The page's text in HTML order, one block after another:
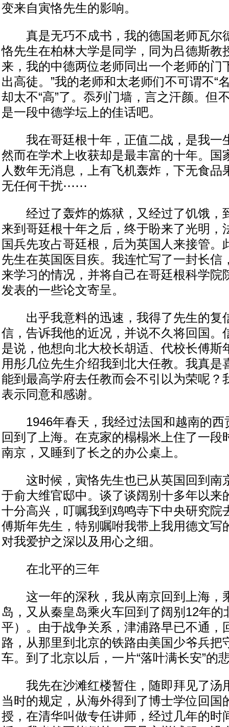
变来自寅恪先生的影响。
真是无巧不成书，我的德国老师瓦尔
恪先生在柏林大学是同学，同为吕德斯教
来，我的中德两位老师同出一个老师的门
出高徒。”我的老师和太老师们不可谓不“
却太不“高”了。忝列门墙，言之汗颜。但
是一段中德学坛上的佳话吧。
我在哥廷根十年，正值二战，是我一
然而在学术上收获却是最丰富的十年。国
人数年无消息，上有飞机轰炸，下无食品
无任何干扰⋯⋯
经过了轰炸的炼狱，又经过了饥饿，
来到哥廷根十年之后，终于盼来了光明，
国兵先攻占哥廷根，后为英国人来接管。
先生在英国医目疾。我连忙写了一封长信
来学习的情况，并将自己在哥廷根科学院
发表的一些论文寄呈。
出乎我意料的迅速，我得了先生的复
信，告诉我他的近况，并说不久将回国。
是说，他想向北大校长胡适、代校长傅斯
用彤几位先生介绍我到北大任教。我真是
能到最高学府去任教而会不引以为荣呢？
表示同意和感谢。
1946年春天，我经过法国和越南的西
回到了上海。在克家的榻榻米上住了一段
南京，又睡到了长之的办公桌上。
这时候，寅恪先生也已从英国回到南
于俞大维官邸中。谈了谈阔别十多年以来
十分高兴，叮嘱我到鸡鸣寺下中央研究院
傅斯年先生，特别嘱咐我带上我用德文写
对我爱护之深以及用心之细。
在北平的三年
这一年的深秋，我从南京回到上海，
岛，又从秦皇岛乘火车回到了阔别12年的
平）。由于战争关系，津浦路早已不通，
路，从那里到北京的铁路由美国少爷兵把
车。到了北京以后，一片“落叶满长安”的
我先在沙滩红楼暂住，随即拜见了汤
当时的规定，从海外得到了博士学位回国
授，在清华叫做专任讲师，经过几年的时